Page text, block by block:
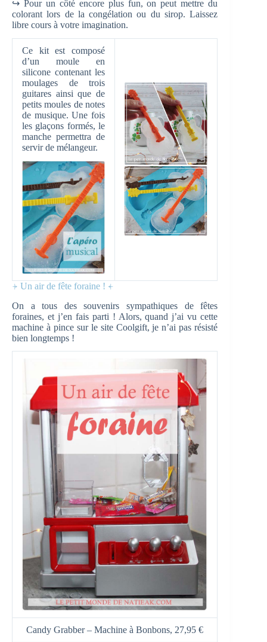
↪ Pour un côté encore plus fun, on peut mettre du
colorant lors de la congélation ou du sirop. Laissez
libre cours à votre imagination.
Ce kit est composé
d’un moule en
silicone contenant les
moulages de trois
guitares ainsi que de
petits moules de notes
de musique. Une fois
les glaçons formés, le
manche permettra de
servir de mélangeur.
⍆ Un air de fête foraine ! ⍅
On a tous des souvenirs sympathiques de fêtes
foraines, et j’en fais parti ! Alors, quand j’ai vu cette
machine à pince sur le site Coolgift, je n’ai pas résisté
bien longtemps !
Candy Grabber – Machine à Bonbons, 27,95 €